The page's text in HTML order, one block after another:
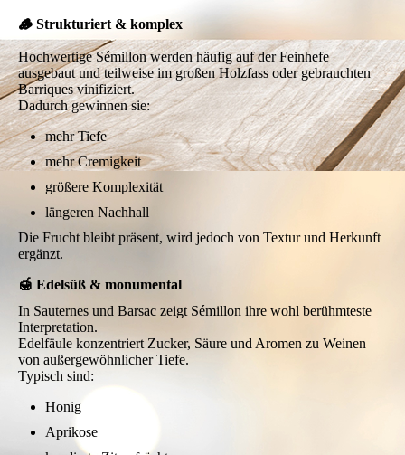
🪵 Strukturiert & komplex
Hochwertige Sémillon werden häufig auf der Feinhefe
ausgebaut und teilweise im großen Holzfass oder gebrauchten
Barriques vinifiziert.
Dadurch gewinnen sie:
mehr Tiefe
mehr Cremigkeit
größere Komplexität
längeren Nachhall
Die Frucht bleibt präsent, wird jedoch von Textur und Herkunft
ergänzt.
🍯 Edelsüß & monumental
In Sauternes und Barsac zeigt Sémillon ihre wohl berühmteste
Interpretation.
Edelfäule konzentriert Zucker, Säure und Aromen zu Weinen
von außergewöhnlicher Tiefe.
Typisch sind:
Honig
Aprikose